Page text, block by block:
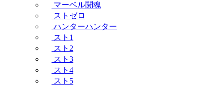
マーベル闘魂
ストゼロ
ハンターハンター
スト1
スト2
スト3
スト4
スト5